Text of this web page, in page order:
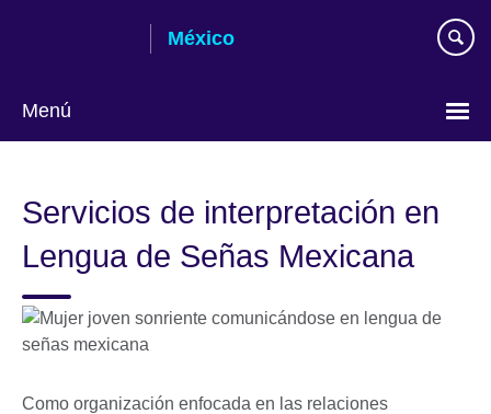
México
Menú
language
Servicios de interpretación en
Lengua de Señas Mexicana
Como organización enfocada en las relaciones